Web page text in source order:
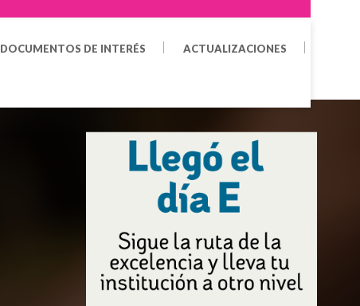
DOCUMENTOS DE INTERÉS ACTUALIZACIONES